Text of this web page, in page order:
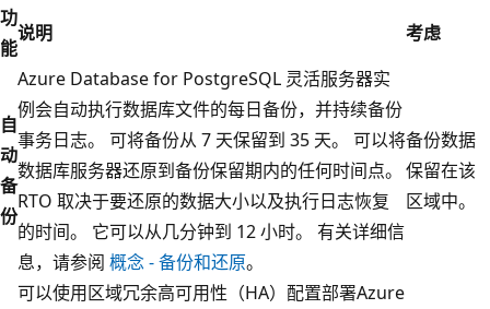
功
能
说明 考虑
自
动
备
份
Azure Database for PostgreSQL 灵活服务器实
例会自动执行数据库文件的每日备份，并持续备份
事务日志。 可将备份从 7 天保留到 35 天。 可以将
数据库服务器还原到备份保留期内的任何时间点。
RTO 取决于要还原的数据大小以及执行日志恢复
的时间。 它可以从几分钟到 12 小时。 有关详细信
息，请参阅 概念 - 备份和还原。
备份数据
保留在该
区域中。
可以使用区域冗余高可用性（HA）配置部署Azure